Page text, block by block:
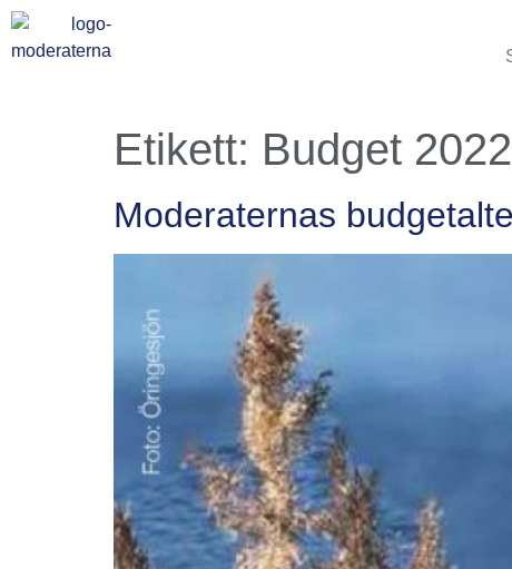
Etikett: Budget 2022
Moderaternas